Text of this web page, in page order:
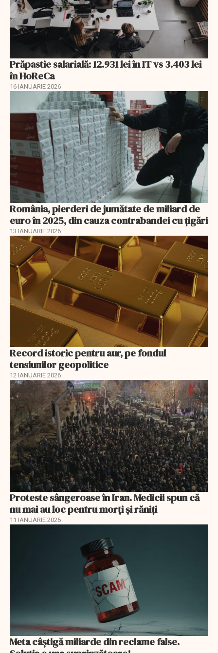
Prăpastie salarială: 12.931 lei în IT vs 3.403 lei
în HoReCa
16 IANUARIE 2026
România, pierderi de jumătate de miliard de
euro în 2025, din cauza contrabandei cu ţigări
13 IANUARIE 2026
Record istoric pentru aur, pe fondul
tensiunilor geopolitice
12 IANUARIE 2026
Proteste sângeroase în Iran. Medicii spun că
nu mai au loc pentru morți și răniți
11 IANUARIE 2026
Meta câștigă miliarde din reclame false.